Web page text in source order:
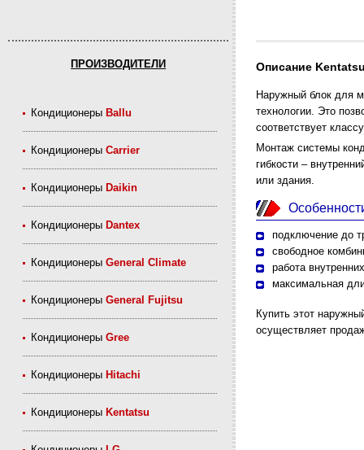
ПРОИЗВОДИТЕЛИ
Кондиционеры Ballu
КондиционерыCarrier
Кондиционеры Daikin
Кондиционеры Dantex
КондиционерыGeneral Climate
КондиционерыGeneral Fujitsu
КондиционерыGree
Кондиционеры Hitachi
Кондиционеры Kentatsu
Описание
Наружный блок для
технологии. Это
соответствует
Монтаж системы
гибкости –
или здания.
подключение до
свободное
работа
максимальная
Купить этот
осуществляет